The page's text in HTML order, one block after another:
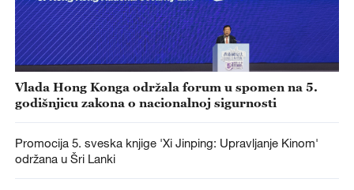
Vlada Hong Konga održala forum u spomen na 5.
godišnjicu zakona o nacionalnoj sigurnosti
Promocija 5. sveska knjige 'Xi Jinping: Upravljanje Kinom'
održana u Šri Lanki